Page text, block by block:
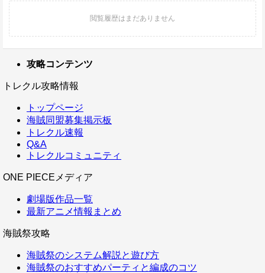
攻略コンテンツ
トレクル攻略情報
トップページ
海賊同盟募集掲示板
トレクル速報
Q&A
トレクルコミュニティ
ONE PIECEメディア
劇場版作品一覧
最新アニメ情報まとめ
海賊祭攻略
海賊祭のシステム解説と遊び方
海賊祭のおすすめパーティと編成のコツ